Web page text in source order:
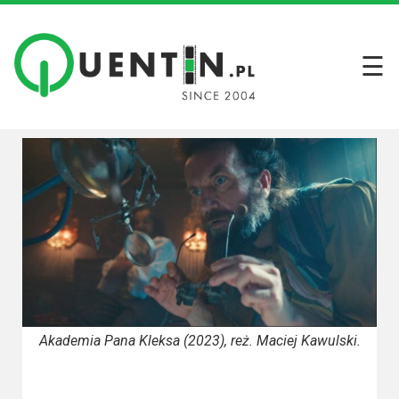
Filmy
recenzje
filmów
Krótkie
recenzje
Seriale
recenzje
☰
Akademia Pana Kleksa (2023), reż. Maciej Kawulski.